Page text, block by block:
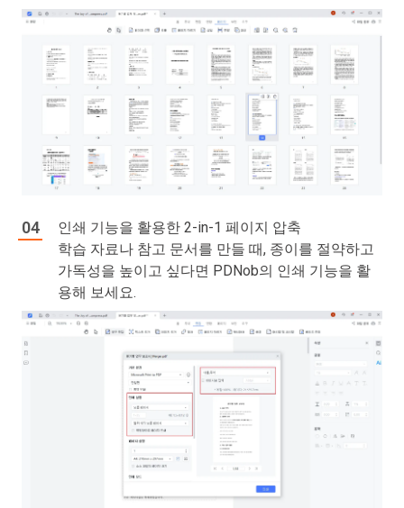
인쇄 기능을 활용한 2-in-1 페이지 압축
학습 자료나 참고 문서를 만들 때, 종이를 절약하고
가독성을 높이고 싶다면 PDNob의 인쇄 기능을 활
용해 보세요.